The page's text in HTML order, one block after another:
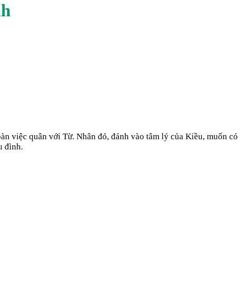
việc quân với Từ. Nhân đó, đánh vào tâm lý của Kiều, muốn có
đình.